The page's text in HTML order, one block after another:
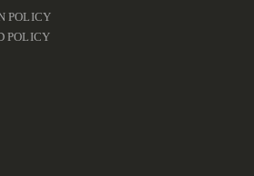
POLICY
POLICY